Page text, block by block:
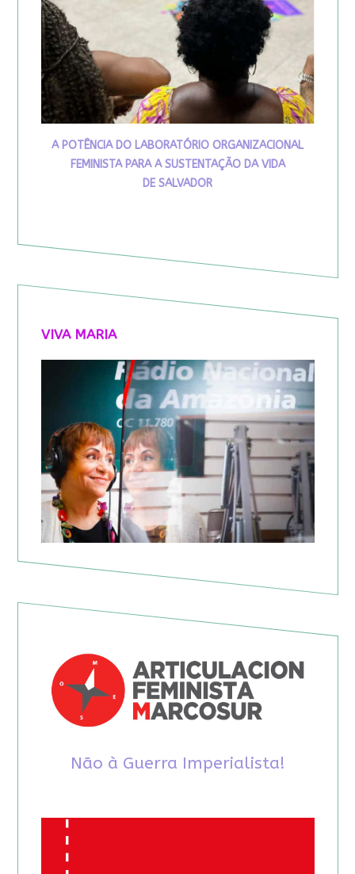
A POTÊNCIA DO LABORATÓRIO ORGANIZACIONAL
FEMINISTA PARA A SUSTENTAÇÃO DA VIDA
DE SALVADOR
VIVA MARIA
Não à Guerra Imperialista!